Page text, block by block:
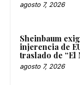
agosto 7, 2026
Sheinbaum
injerencia de
traslado de “El
agosto 7, 2026